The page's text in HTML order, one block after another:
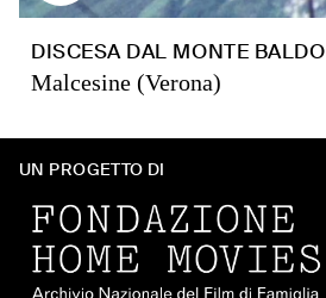
DISCESA DAL MONTE BALDO
Malcesine (Verona)
UN PROGETTO DI